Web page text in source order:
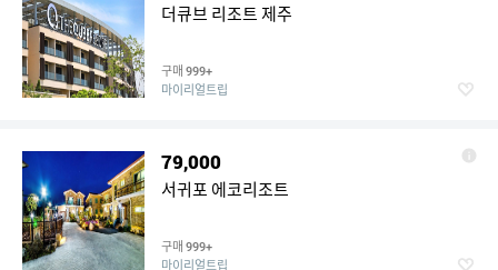
더큐브 리조트 제주
구매 999+
마이리얼트립
79,000
서귀포 에코리조트
구매 999+
마이리얼트립